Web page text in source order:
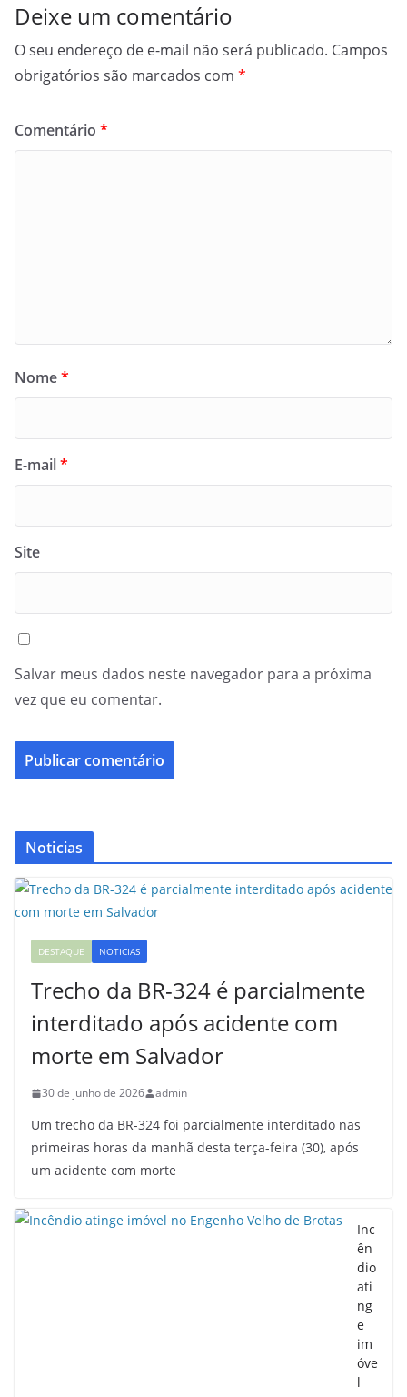
Deixe um comentário
O seu endereço de e-mail não será publicado. Campos
obrigatórios são marcados com *
Comentário *
Nome*
E-mail*
Site
Salvar meus dados neste navegador para a próxima
vez que eu comentar.
Noticias
DESTAQUE NOTICIAS
Trecho da BR-324 é parcialmente
interditado após acidente com
morte em Salvador
30 de junho de 2026 admin
Um trecho da BR-324 foi parcialmente interditado nas
primeiras horas da manhã desta terça-feira (30), após
um acidente com morte
Inc
ên
dio
ati
ng
e
im
óve
l